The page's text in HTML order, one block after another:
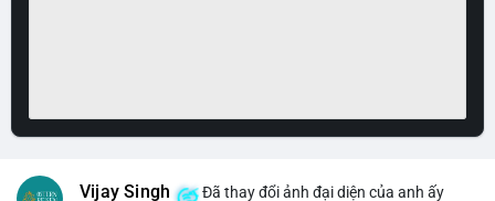
Vijay Singh Đã thay đổi ảnh đại diện của anh ấy